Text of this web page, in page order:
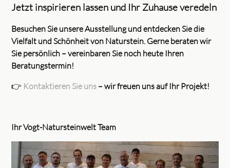
Jetzt inspirieren lassen und Ihr Zuhause veredeln
Besuchen Sie unsere Ausstellung und entdecken Sie die
Vielfalt und Schönheit von Naturstein. Gerne beraten wir
Sie persönlich – vereinbaren Sie noch heute Ihren
Beratungstermin!
👉 Kontaktieren Sie uns – wir freuen uns auf Ihr Projekt!
Ihr Vogt-Natursteinwelt Team